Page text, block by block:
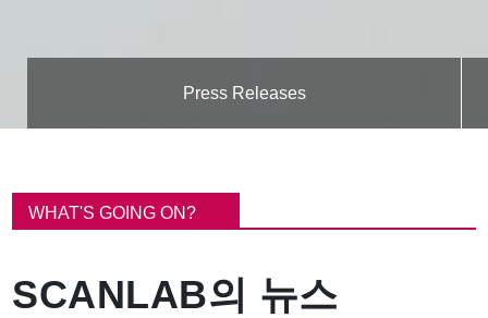
Press Releases
동
경WHAT'S GOING ON?
SCANLAB의 뉴스